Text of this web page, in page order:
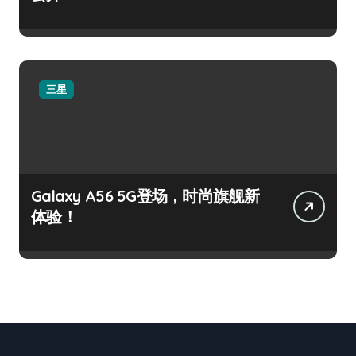
三星
Galaxy A56 5G登场，时尚旗舰新
体验！